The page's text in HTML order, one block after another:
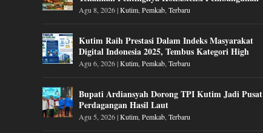
Agu 8, 2026|Kutim,Pemkab,Terbaru
Kutim Raih Prestasi Dalam Indeks Masyarakat
Digital Indonesia 2025, Tembus Kategori High
Agu 6, 2026|Kutim,Pemkab,Terbaru
Bupati Ardiansyah Dorong TPI Kutim Jadi Pusat
Perdagangan Hasil Laut
Agu 5, 2026|Kutim,Pemkab,Terbaru